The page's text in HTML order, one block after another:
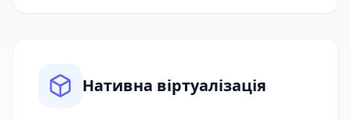
Нативна віртуалізація